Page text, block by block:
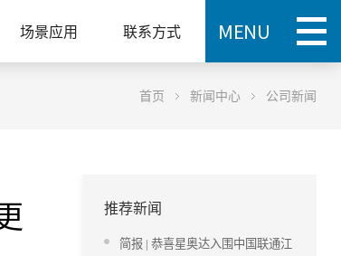
场景应用 联系方式
公司新闻
新闻中心
首页
推荐新闻
简报 | 恭喜星奥达入围中国联通江